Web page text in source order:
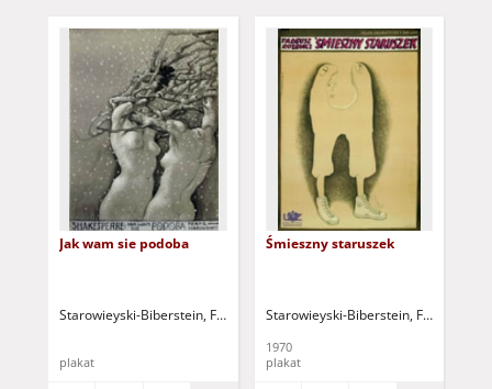
Jak wam sie podoba
Starowieyski-Biberstein, Franciszek Andrzej Bobola (1930-2009)
plakat
Śmieszny staruszek
Starowieyski-Biberstein, Franciszek
1970
plakat